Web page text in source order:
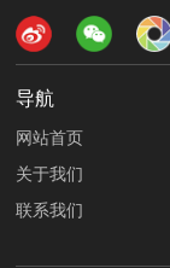
导航
网站首页
关于我们
联系我们